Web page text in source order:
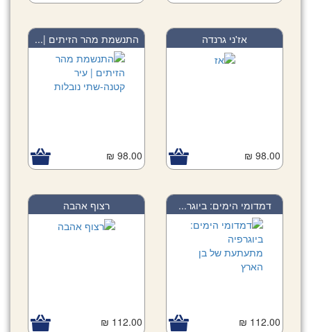
אז'ני גרנדה
98.00 ₪
התנשמת מהר הזיתים |...
98.00 ₪
דמדומי הימים: ביוגר...
112.00 ₪
רצוף אהבה
112.00 ₪